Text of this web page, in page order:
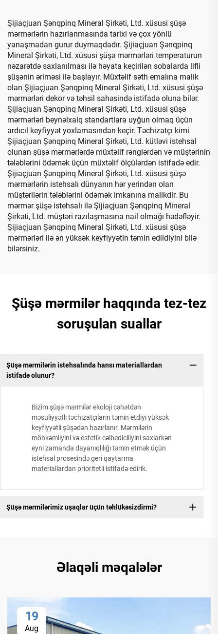
Şijiaçjuan Şənqpinq Mineral Şirkəti, Ltd. xüsusi şüşə
mərmərlərin hazırlanmasında tarixi və çox yönlü
yanaşmadan gurur duymaqdadır. Şijiaçjuan Şənqpinq
Mineral Şirkəti, Ltd. xüsusi şüşə mərmərləri temperaturun
nəzarətdə saxlanılması ilə həyata keçirilən sobalarda lifli
şüşənin əriməsi ilə başlayır. Müxtəlif səth emalına malik
olan Şijiaçjuan Şənqpinq Mineral Şirkəti, Ltd. xüsusi şüşə
mərmərləri dekor və təhsil sahəsində istifadə oluna bilər.
Şijiaçjuan Şənqpinq Mineral Şirkəti, Ltd. xüsusi şüşə
mərmərləri beynəlxalq standartlara uyğun olmaq üçün
ardıcıl keyfiyyət yoxlamasından keçir. Təchizatçı kimi
Şijiaçjuan Şənqpinq Mineral Şirkəti, Ltd. kütləvi istehsal
olunan şüşə mərmərlərdə müxtəlif rənglərdən və müştərinin
tələblərini ödəmək üçün müxtəlif ölçülərdən istifadə edir.
Şijiaçjuan Şənqpinq Mineral Şirkəti, Ltd. xüsusi şüşə
mərmərlərin istehsalı dünyanın hər yerindən olan
müştərilərin tələblərini ödəmək imkanına malikdir. Bu
mərmər şüşə istehsalı ilə Şijiaçjuan Şənqpinq Mineral
Şirkəti, Ltd. müştəri razılaşmasına nail olmağı hədəfləyir.
Şijiaçjuan Şənqpinq Mineral Şirkəti, Ltd. xüsusi şüşə
mərmərləri ilə ən yüksək keyfiyyətin təmin edildiyini bilə
bilərsiniz.
Şüşə mərmilər haqqında tez-tez
soruşulan suallar
Şüşə mərmilərin istehsalında hansı materiallardan
istifadə olunur?
Bizim şüşə mərmilər ekoloji cəhətdən
məsuliyyətli təchizatçıların təmin etdiyi yüksək
keyfiyyətli şüşədən hazırlanır. Mərmilərin
möhkəmliyini və estetik cəlbediciliyini saxlarkən
eyni zamanda dayanıqlılığı təmin etmək üçün
istehsal prosesində geri qaytarma
materiallardan prioritetli istifadə edirik.
Şüşə mərmilərimiz uşaqlar üçün təhlükəsizdirmi?
Əlaqəli məqalələr
19
Aug